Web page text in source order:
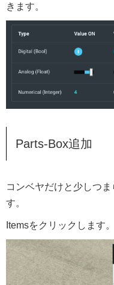
きます。
Parts-Box追加
コンベヤだけと少しつ
す。
Itemsをクリックします。